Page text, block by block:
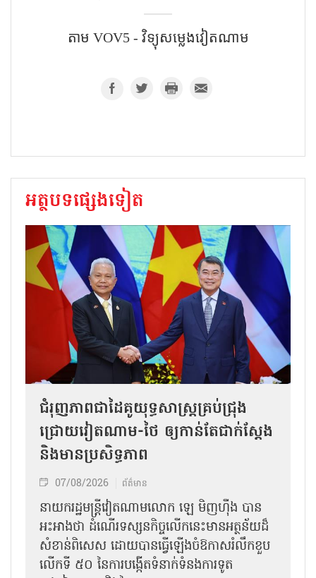
តាម​ VOV5 - វិទ្យុសម្លេងវៀតណាម
អត្ថបទផ្សេងទៀត
ជំរុញភាពជាដៃគូយុទ្ធសាស្ត្រគ្រប់ជ្រុង
ជ្រោយវៀតណាម-ថៃ ឲ្យកាន់តែជាក់ស្ដែង
និងមានប្រសិទ្ធភាព
07/08/2026 ព័ត៌មាន
នាយករដ្ឋមន្ត្រីវៀតណាមលោក ឡេ មិញហ៊ឹង បាន
អះអាងថា ដំណើរទស្សនកិច្ចលើកនេះមានអត្ថន័យដ៏
សំខាន់ពិសេស ដោយបានធ្វើឡើងចំឱកាសរំលឹកខួប
លើកទី ៥០ នៃការបង្កើតទំនាក់ទំនងការទូត